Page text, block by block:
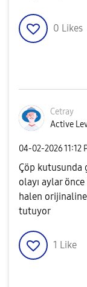
0 Likes
Cetray
Active
‎04-02-202611:12
Çöp kutusunda
olayı aylar önce
halen
tutuyor
1 Like